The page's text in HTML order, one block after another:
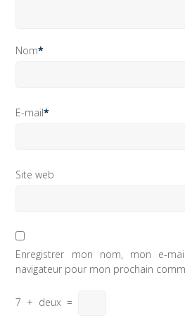
Nom*
E-mail*
Site web
Enregistrer mon nom, mon e-
navigateur pour mon prochain
7 + deux =